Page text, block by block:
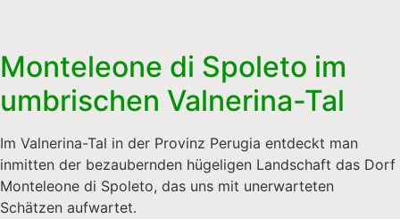
Monteleone di Spoleto im
umbrischen Valnerina-Tal
Im Valnerina-Tal in der Provinz Perugia entdeckt man
inmitten der bezaubernden hügeligen Landschaft das Dorf
Monteleone di Spoleto, das uns mit unerwarteten
Schätzen aufwartet.